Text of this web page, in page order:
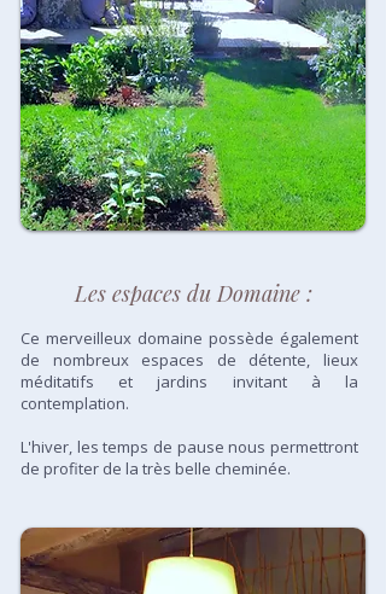
Les espaces du Domaine :
Ce merveilleux domaine possède également
de nombreux espaces de détente, lieux
méditatifs et jardins invitant à la
contemplation.
L'hiver, les temps de pause nous permettront
de profiter de la très belle cheminée.